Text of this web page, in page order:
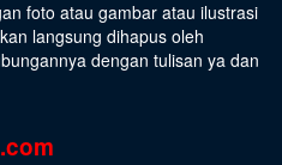
foto atau gambar atau ilustrasi
langsung dihapus oleh
dengan tulisan ya dan